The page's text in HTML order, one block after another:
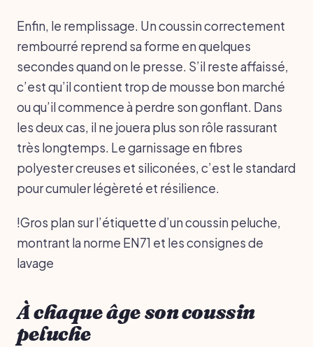
Enfin, le remplissage. Un coussin correctement
rembourré reprend sa forme en quelques
secondes quand on le presse. S’il reste affaissé,
c’est qu’il contient trop de mousse bon marché
ou qu’il commence à perdre son gonflant. Dans
les deux cas, il ne jouera plus son rôle rassurant
très longtemps. Le garnissage en fibres
polyester creuses et siliconées, c’est le standard
pour cumuler légèreté et résilience.
!Gros plan sur l’étiquette d’un coussin peluche,
montrant la norme EN71 et les consignes de
lavage
À chaque âge son coussin
peluche